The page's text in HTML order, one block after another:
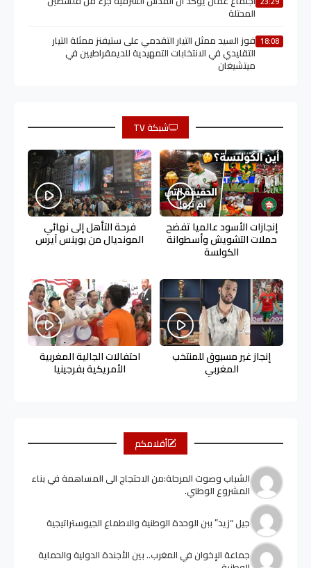
المحتلة
18:08 فوز السيد ممثل التيار التقدمي على ستيفنز ممثلة التيار
التقليدي في الانتخابات التمهيدية للديمقراطيين في
ميتشيغان
شبكة TV
إنجازات الأسود عالميا تفضح
حملات التشويش وأسطوانة
الكولسة
فرحة التأهل إلى نهائي
المونديال من بوينس آيرس
إنجاز غير مسبوق للمنتخب
المغربي
احتفالات الجالية المغربية
الأمريكية بفرجينيا
أقلامكم
الشباب وصوت المرحلة:من الاحتجاج الى المساهمة في بناء
المشروع الوطني.
جيل “زيد” ببن الوحدة الوطنية والاطماع الجيوستراتيجية
جماعة الإخوان في المغرب.. بين الأجندة الدولية والحماية